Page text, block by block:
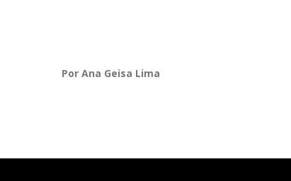
Por Ana Geisa Lima